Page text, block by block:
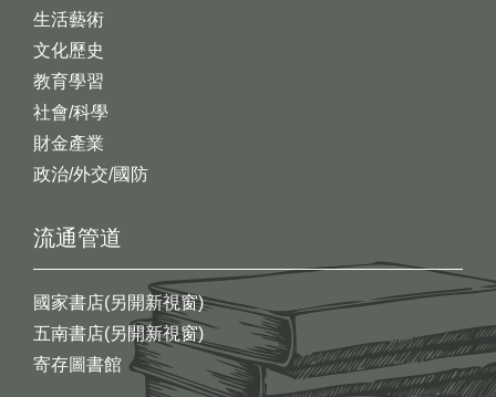
生活藝術
文化歷史
教育學習
社會/科學
財金產業
政治/外交/國防
流通管道
國家書店(另開新視窗)
五南書店(另開新視窗)
寄存圖書館